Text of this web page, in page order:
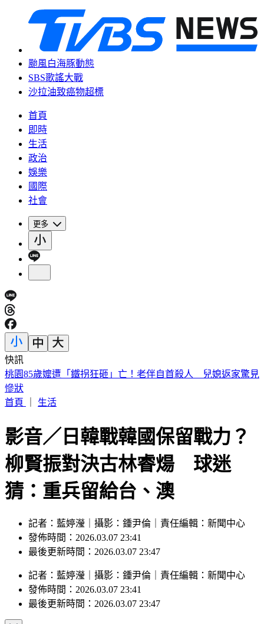
颱風白海豚動態
SBS歌謠大戰
沙拉油致癌物超標
首頁
即時
生活
政治
娛樂
國際
社會
更多
快訊
日職／陽岱鋼9/26引退！告別21年職棒生涯 門票開賣時間看
這
首頁
生活
影音／日韓戰韓國保留戰力？
柳賢振對決古林睿煬 球迷
猜：重兵留給台、澳
記者：藍婷瀅｜攝影：鍾尹倫｜責任編輯：新聞中心
發佈時間：2026.03.07 23:41
最後更新時間：2026.03.07 23:47
記者 ： 藍婷瀅 攝影 ： 鍾尹倫 責任編輯 ： 新聞中心
發佈時間： 2026.03.07 23:41
最後更新時間： 2026.03.07 23:47